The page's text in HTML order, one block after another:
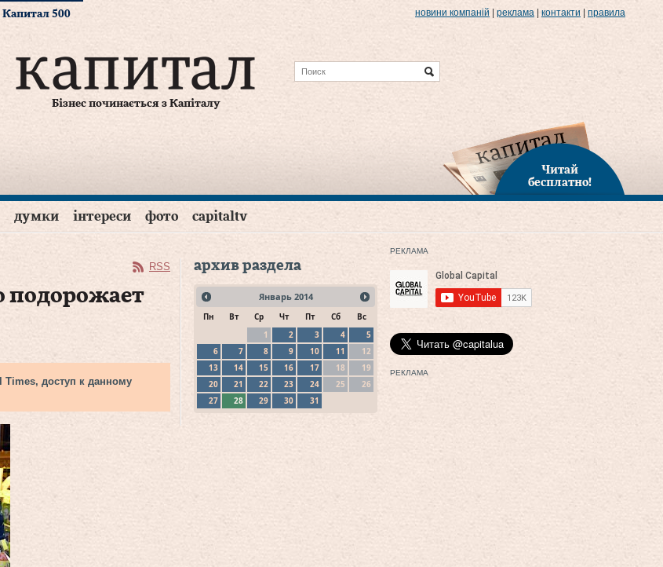
Капитал 500 новини компаній реклама контакти правила
Бізнес починається з Капіталу
Читай
бесплатно!
думки інтереси фото capitaltv
RSS
подорожает
доступ к данному
архив раздела
Январь 2014
Пн Вт Ср Чт Пт Сб
Вс
1
2 3 4
5
6
7 8 9 10 11
12
13
14 15 16 17 18
19
20
21 22 23 24 25
26
27
28 29 30 31
РЕКЛАМА
РЕКЛАМА